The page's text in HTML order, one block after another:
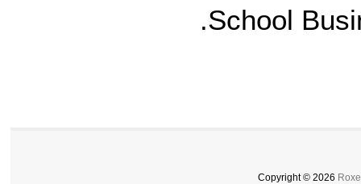
School
Copyright © 2026